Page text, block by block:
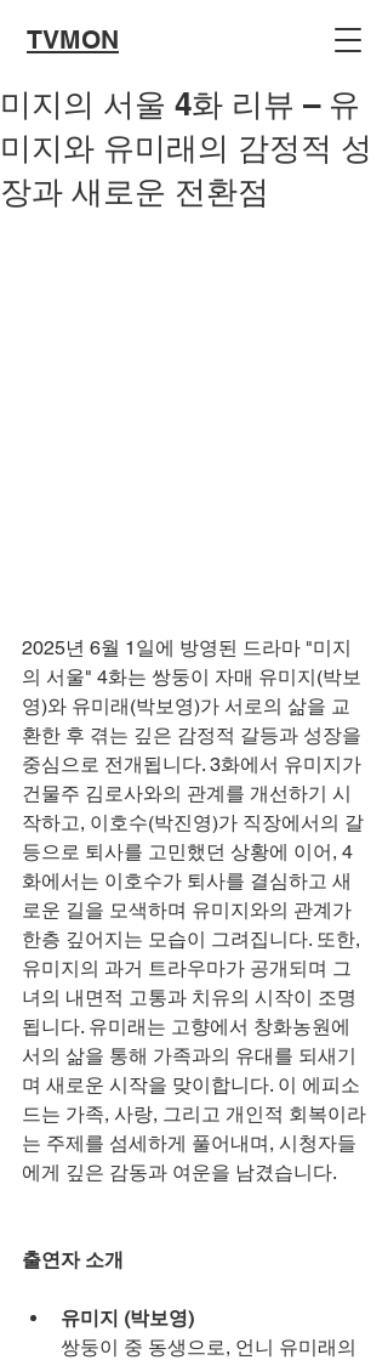
TVMON
미지의 서울 4화 리뷰 – 유
미지와 유미래의 감정적 성
장과 새로운 전환점
2025년 6월 1일에 방영된 드라마 "미지
의 서울" 4화는 쌍둥이 자매 유미지(박보
영)와 유미래(박보영)가 서로의 삶을 교
환한 후 겪는 깊은 감정적 갈등과 성장을
중심으로 전개됩니다. 3화에서 유미지가
건물주 김로사와의 관계를 개선하기 시
작하고, 이호수(박진영)가 직장에서의 갈
등으로 퇴사를 고민했던 상황에 이어, 4
화에서는 이호수가 퇴사를 결심하고 새
로운 길을 모색하며 유미지와의 관계가
한층 깊어지는 모습이 그려집니다. 또한,
유미지의 과거 트라우마가 공개되며 그
녀의 내면적 고통과 치유의 시작이 조명
됩니다. 유미래는 고향에서 창화농원에
서의 삶을 통해 가족과의 유대를 되새기
며 새로운 시작을 맞이합니다. 이 에피소
드는 가족, 사랑, 그리고 개인적 회복이라
는 주제를 섬세하게 풀어내며, 시청자들
에게 깊은 감동과 여운을 남겼습니다.
출연자 소개
유미지 (박보영)
쌍둥이 중 동생으로, 언니 유미래의